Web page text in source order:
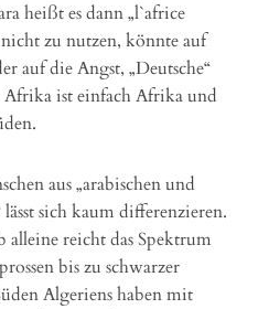
heißt es dann „l`africe
zu nutzen, könnte auf
auf die Angst, „Deutsche“
ist einfach Afrika und
aus „arabischen und
sich kaum differenzieren.
alleine reicht das Spektrum
bis zu schwarzer
Algeriens haben mit